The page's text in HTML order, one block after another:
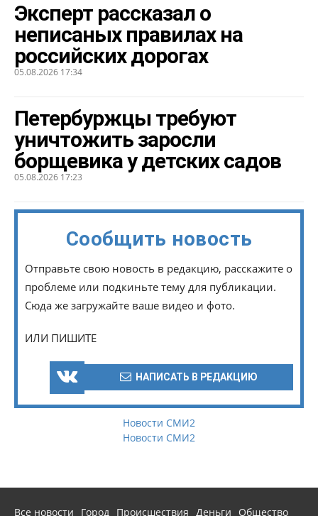
Эксперт рассказал о
неписаных правилах на
российских дорогах
05.08.2026 17:34
Петербуржцы требуют
уничтожить заросли
борщевика у детских садов
05.08.2026 17:23
Сообщить новость
Отправьте свою новость в редакцию, расскажите о
проблеме или подкиньте тему для публикации.
Сюда же загружайте ваше видео и фото.
ИЛИ ПИШИТЕ
НАПИСАТЬ В РЕДАКЦИЮ
Новости СМИ2
Новости СМИ2
Все новости Город Происшествия Деньги
Общество